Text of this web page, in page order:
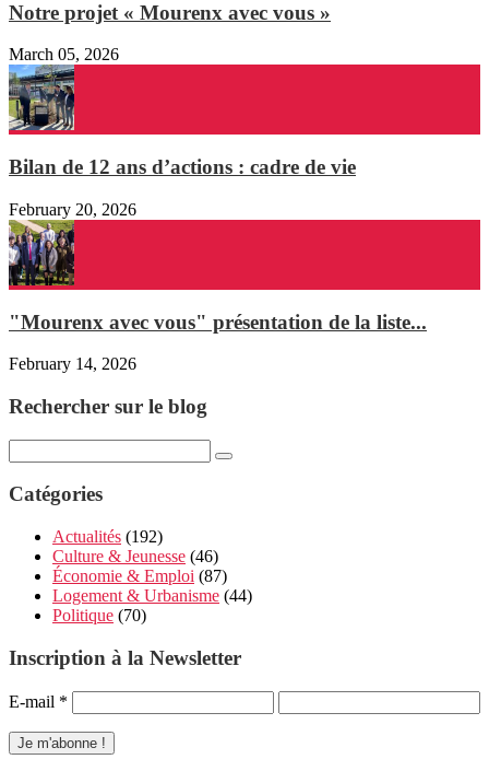
Notre projet « Mourenx avec vous »
March 05, 2026
Bilan de 12 ans d’actions : cadre de vie
February 20, 2026
"Mourenx avec vous" présentation de la liste...
February 14, 2026
Rechercher sur le blog
Catégories
Actualités (192)
Culture & Jeunesse (46)
Économie & Emploi (87)
Logement & Urbanisme (44)
Politique (70)
Inscription à la Newsletter
E-mail *